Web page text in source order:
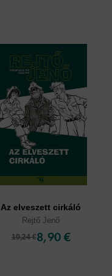
Az elveszett cirkáló
Rejtő Jenő
10,24 €8,90 €